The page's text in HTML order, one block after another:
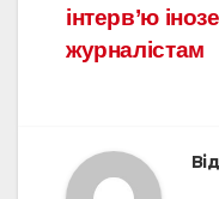
інтерв’ю
журналістам
Від